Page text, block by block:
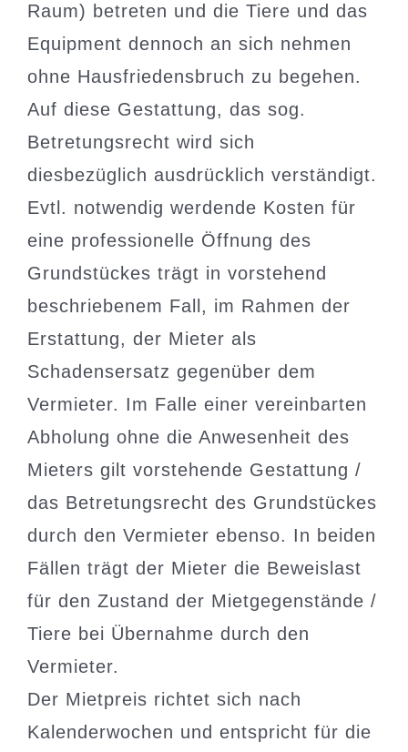
Raum) betreten und die Tiere und das
Equipment dennoch an sich nehmen
ohne Hausfriedensbruch zu begehen.
Auf diese Gestattung, das sog.
Betretungsrecht wird sich
diesbezüglich ausdrücklich verständigt.
Evtl. notwendig werdende Kosten für
eine professionelle Öffnung des
Grundstückes trägt in vorstehend
beschriebenem Fall, im Rahmen der
Erstattung, der Mieter als
Schadensersatz gegenüber dem
Vermieter. Im Falle einer vereinbarten
Abholung ohne die Anwesenheit des
Mieters gilt vorstehende Gestattung /
das Betretungsrecht des Grundstückes
durch den Vermieter ebenso. In beiden
Fällen trägt der Mieter die Beweislast
für den Zustand der Mietgegenstände /
Tiere bei Übernahme durch den
Vermieter.
Der Mietpreis richtet sich nach
Kalenderwochen und entspricht für die